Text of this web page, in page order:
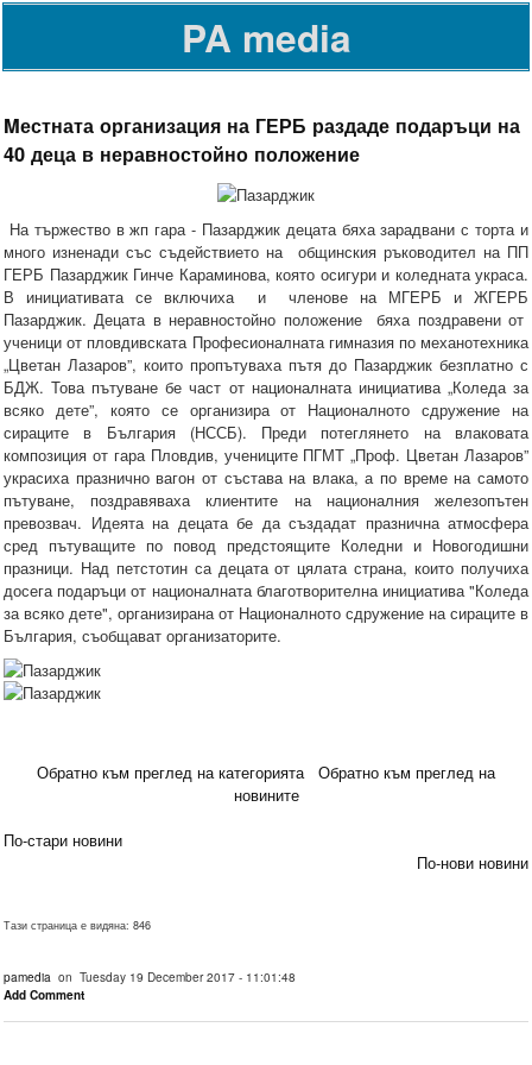
PA media
Mестната организация на ГЕРБ раздаде подаръци на
40 деца в неравностойно положение
На тържество в жп гара - Пазарджик децата бяха зарадвани с торта и
много изненади със съдействието на общинския ръководител на ПП
ГЕРБ Пазарджик Гинче Караминова, която осигури и коледната украса.
В инициативата се включиха и членове на МГЕРБ и ЖГЕРБ
Пазарджик. Децата в неравностойно положение бяха поздравени от
ученици от пловдивската Професионалната гимназия по механотехника
„Цветан Лазаров”, които пропътуваха пътя до Пазарджик безплатно с
БДЖ. Това пътуване бе част от националната инициатива „Коледа за
всяко дете”, която се организира от Националното сдружение на
сираците в България (НССБ). Преди потеглянето на влаковата
композиция от гара Пловдив, учениците ПГМТ „Проф. Цветан Лазаров”
украсиха празнично вагон от състава на влака, а по време на самото
пътуване, поздравяваха клиентите на националния железопътен
превозвач. Идеята на децата бе да създадат празнична атмосфера
сред пътуващите по повод предстоящите Коледни и Новогодишни
празници. Над петстотин са децата от цялата страна, които получиха
досега подаръци от националната благотворителна инициатива "Коледа
за всяко дете", организирана от Националното сдружение на сираците в
България, съобщават организаторите.
Обратно към преглед на категорията
Обратно към преглед на
новините
По-стари новини
По-нови новини
Тази страница е видяна: 846
pamedia on Tuesday 19 December 2017 - 11:01:48
Add Comment